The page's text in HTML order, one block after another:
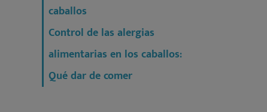
caballos
Control de las alergias
alimentarias en los caballos:
Qué dar de comer